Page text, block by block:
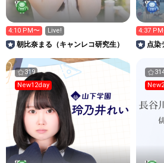
4:10 PM〜 Live!
朝比奈まる（キャンレコ研究生）
4:37
点染
319
New12day